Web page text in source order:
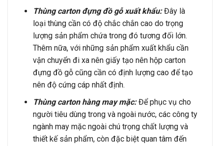
Thùng carton đựng đồ gỗ xuất khẩu:Đây là
loại thùng cần có độ chắc chắn cao do trọng
lượng sản phẩm chứa trong đó tương đối lớn.
Thêm nữa, với những sản phẩm xuất khẩu cần
vận chuyển đi xa nên giấy tạo nên hộp carton
đựng đồ gỗ cũng cần có định lượng cao để tạo
nên độ cứng cáp nhất định.
Thùng carton hàng may mặc:Để phục vụ cho
người tiêu dùng trong và ngoài nước, các công ty
ngành may mặc ngoài chú trọng chất lượng và
thiết kế sản phẩm, còn đặc biệt quan tâm đến